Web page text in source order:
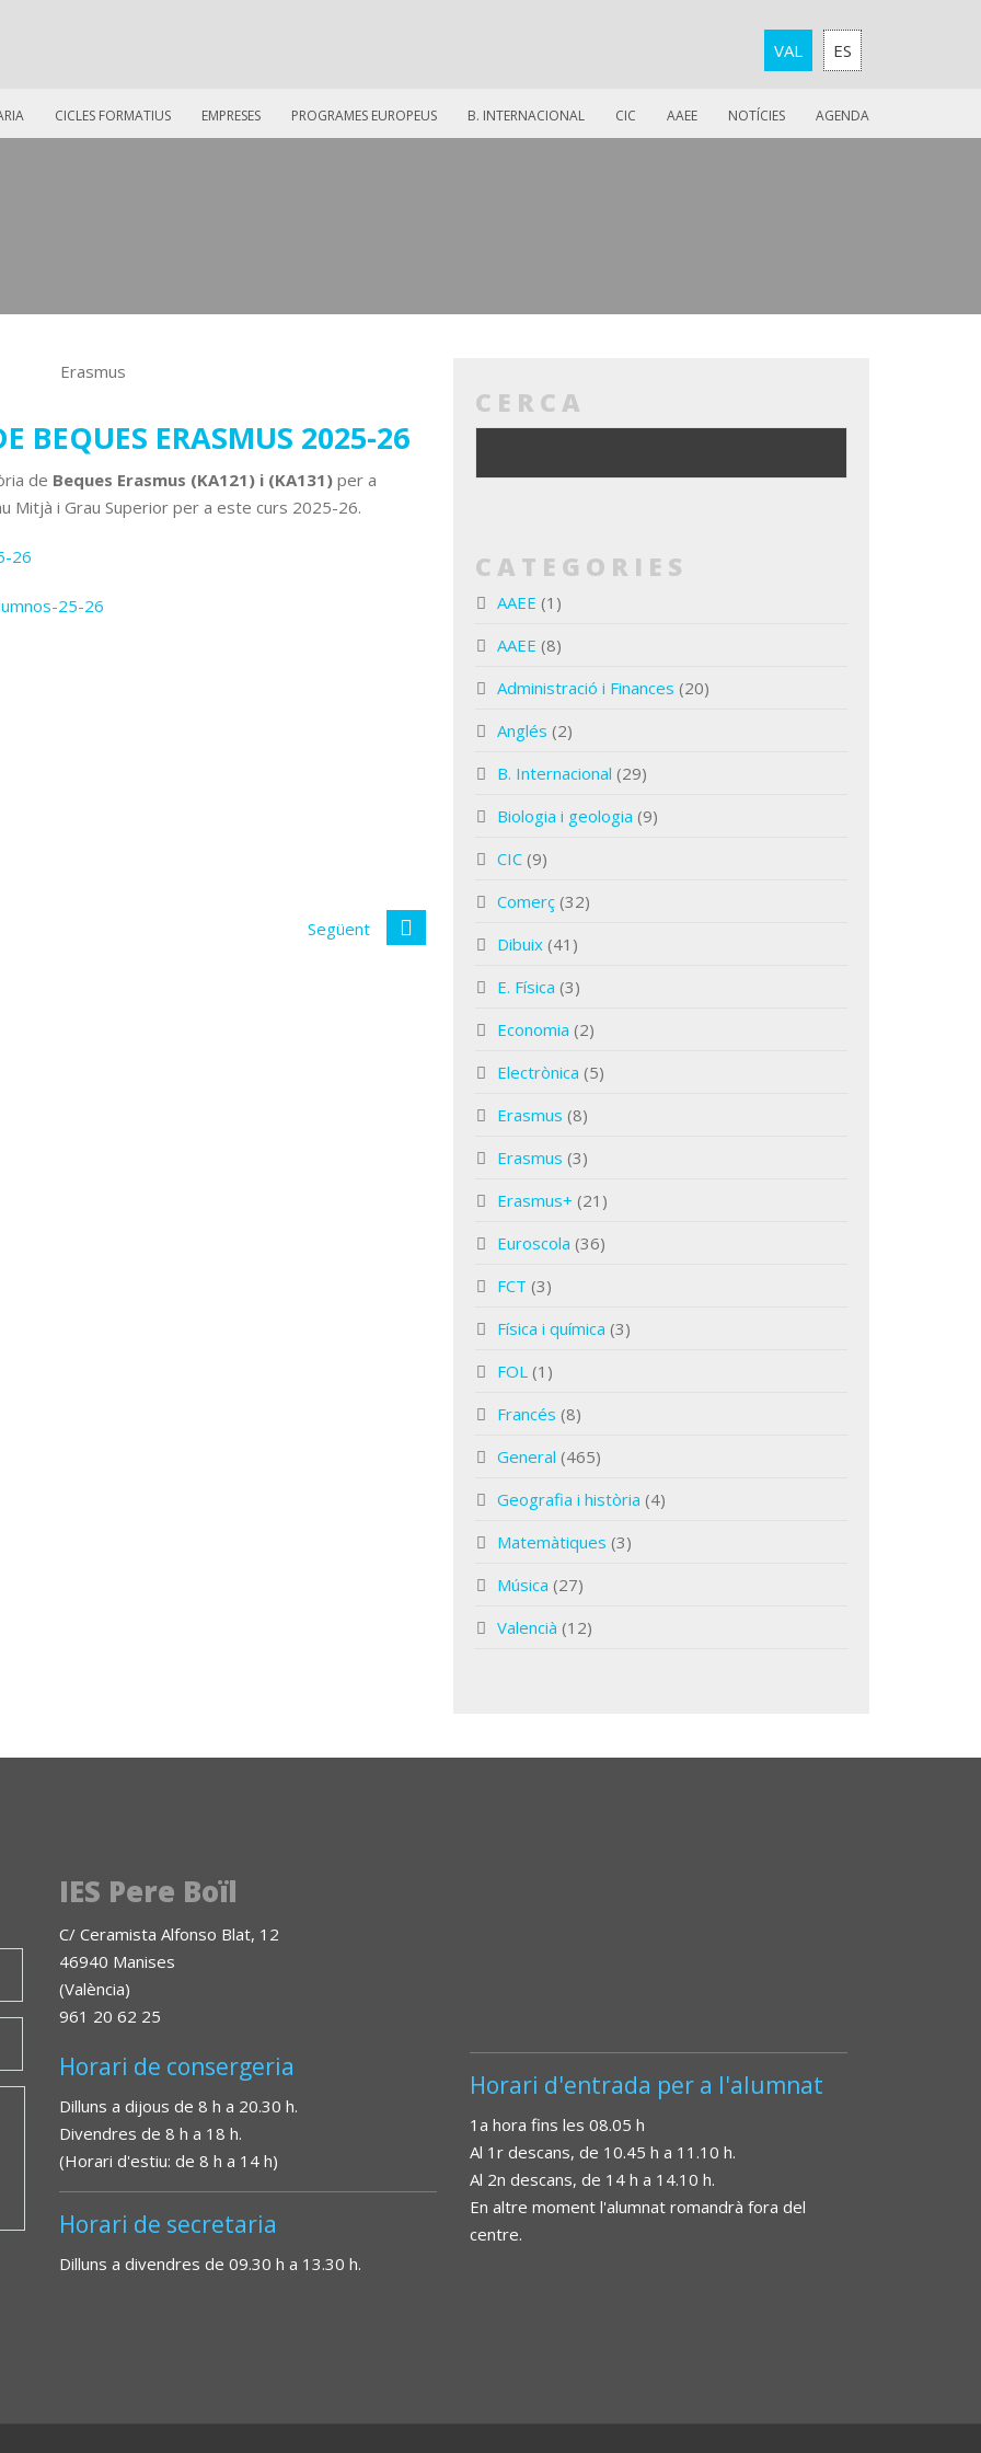
VAL ES
CICLES FORMATIUS EMPRESES PROGRAMES EUROPEUS B. INTERNACIONAL CIC AAEE NOTÍCIES AGENDA
BEQUES ERASMUS 2025-26
de Beques Erasmus (KA121) i (KA131) per a
Mitjà i Grau Superior per a este curs 2025-26.
26
25-26
Següent
CERCA
CATEGORIES
AAEE (1)
AAEE (8)
Administració i Finances (20)
Anglés (2)
B. Internacional (29)
Biologia i geologia (9)
CIC (9)
Comerç (32)
Dibuix (41)
E. Física (3)
Economia (2)
Electrònica (5)
Erasmus (8)
Erasmus (3)
Erasmus+ (21)
Euroscola (36)
FCT (3)
Física i química (3)
FOL (1)
Francés (8)
General (465)
Geografia i història (4)
Matemàtiques (3)
Música (27)
Valencià (12)
IES Pere Boïl
C/ Ceramista Alfonso Blat, 12
46940 Manises
(València)
961 20 62 25
Horari de consergeria
Dilluns a dijous de 8 h a 20.30 h.
Divendres de 8 h a 18 h.
(Horari d'estiu: de 8 h a 14 h)
Horari de secretaria
Dilluns a divendres de 09.30 h a 13.30 h.
Horari d'entrada per a l'alumnat
1a hora fins les 08.05 h
Al 1r descans, de 10.45 h a 11.10 h.
Al 2n descans, de 14 h a 14.10 h.
En altre moment l'alumnat romandrà fora del
centre.